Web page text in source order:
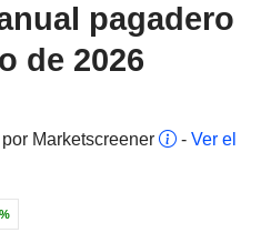
pagadero
de 2026
Marketscreener
- Ver el